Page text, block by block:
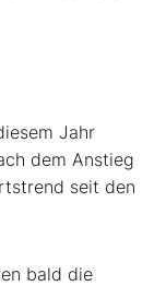
Jahr
dem Anstieg
seit den
bald die